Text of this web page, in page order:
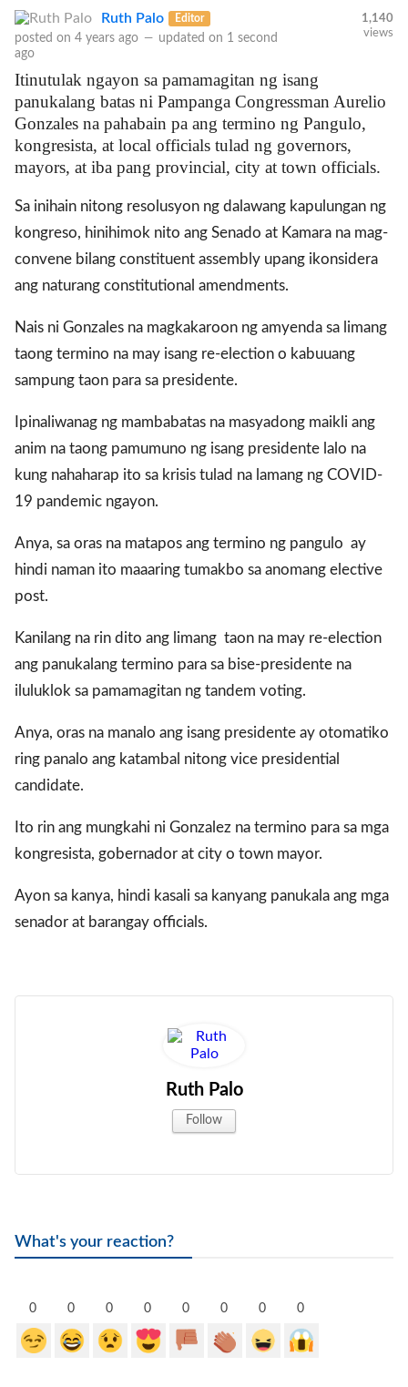
Views Polls
All rights
Ruth Palo Editor
posted on 4 years ago — updated on 1 second
ago
1,140
views
Itinutulak ngayon sa pamamagitan ng isang
panukalang batas ni Pampanga Congressman Aurelio
Gonzales na pahabain pa ang termino ng Pangulo,
kongresista, at local officials tulad ng governors,
mayors, at iba pang provincial, city at town officials.
Sa inihain nitong resolusyon ng dalawang kapulungan ng
kongreso, hinihimok nito ang Senado at Kamara na mag-
convene bilang constituent assembly upang ikonsidera
ang naturang constitutional amendments.
Nais ni Gonzales na magkakaroon ng amyenda sa limang
taong termino na may isang re-election o kabuuang
sampung taon para sa presidente.
Ipinaliwanag ng mambabatas na masyadong maikli ang
anim na taong pamumuno ng isang presidente lalo na
kung nahaharap ito sa krisis tulad na lamang ng COVID-
19 pandemic ngayon.
Anya, sa oras na matapos ang termino ng pangulo ay
hindi naman ito maaaring tumakbo sa anomang elective
post.
Kanilang na rin dito ang limang taon na may re-election
ang panukalang termino para sa bise-presidente na
iluluklok sa pamamagitan ng tandem voting.
Anya, oras na manalo ang isang presidente ay otomatiko
ring panalo ang katambal nitong vice presidential
candidate.
Ito rin ang mungkahi ni Gonzalez na termino para sa mga
kongresista, gobernador at city o town mayor.
Ayon sa kanya, hindi kasali sa kanyang panukala ang mga
senador at barangay officials.
Ruth Palo
Follow
What's your reaction?
0 0 0 0 0 0 0 0